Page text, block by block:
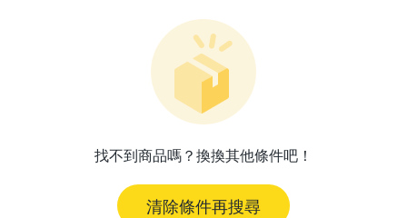
找不到商品嗎？換換其他條件吧！
清除條件再搜尋